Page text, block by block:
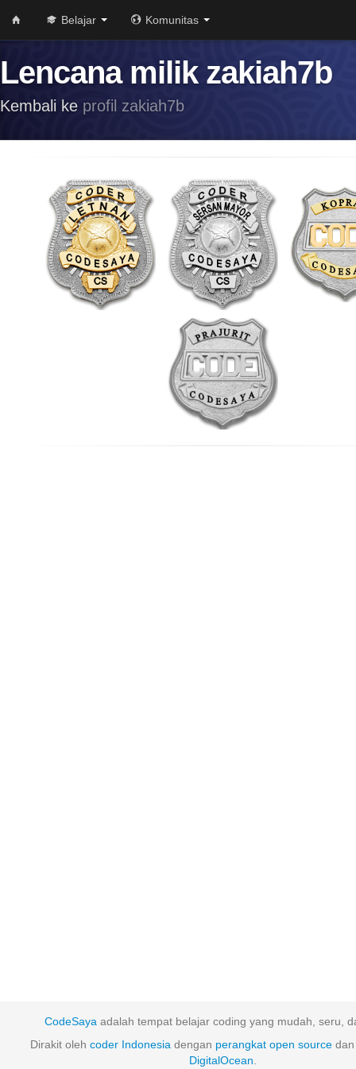
Belajar Komunitas
Lencana milik zakiah7b
Kembali ke profil zakiah7b
CodeSaya adalah tempat belajar coding yang mudah, seru,
Dirakit oleh coder Indonesia dengan perangkat open source
DigitalOcean